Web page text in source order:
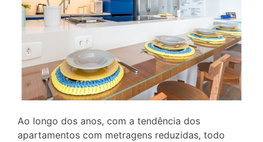
Ao longo dos anos, com a tendência dos
apartamentos com metragens reduzidas, todo